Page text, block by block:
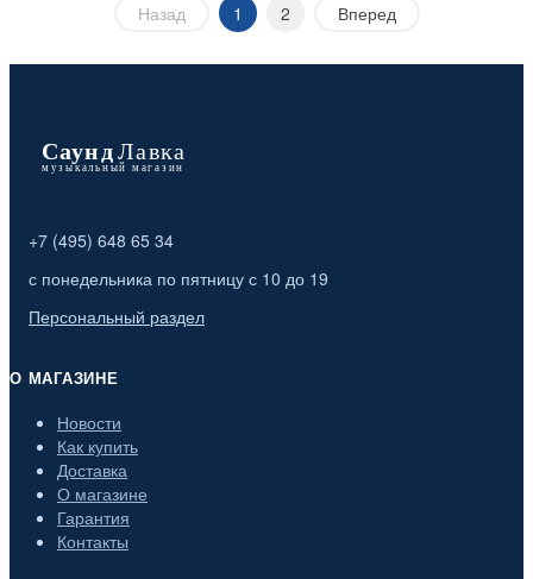
Назад 1 2 Вперед
+7 (495) 648 65 34
с понедельника по пятницу с 10 до 19
Персональный раздел
О МАГАЗИНЕ
Новости
Как купить
Доставка
О магазине
Гарантия
Контакты